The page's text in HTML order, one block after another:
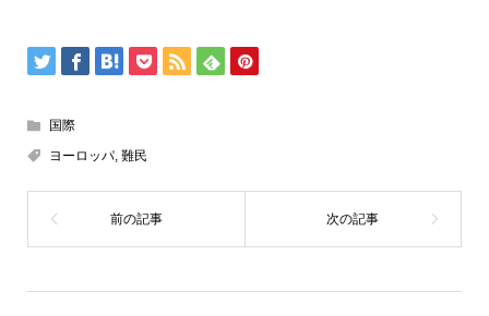
国際
ヨーロッパ, 難民